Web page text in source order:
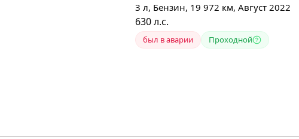
3 л, Бензин, 19 972 км, Август 2022
630л.с.
был в аварии Проходной